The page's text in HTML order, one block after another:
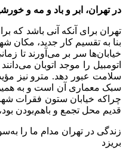
در تهران، ابر و باد و مه و
تهران برای آنکه آنی باشد که
بنا به تقسیم کار جدید،
خیابان‌ها سر بر می‌آورند تا
اتومبیل را موجد اتوبان
سلامت عبور دهد. مترو نیز
سبک معماری آن است و به همین
چراکه خیابان ستون فقرات
قدیم محل تجمع و باهم‌بودن
زندگی در تهران مدام ما را
بریزد